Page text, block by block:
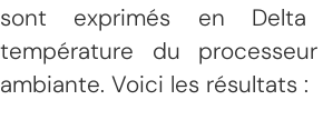
sont exprimés en Delta
température du
ambiante. Voici les résultats :